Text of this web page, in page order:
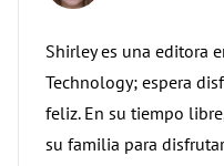
Shirley es una editora
Technology; espera
feliz. En su tiempo
su familia para